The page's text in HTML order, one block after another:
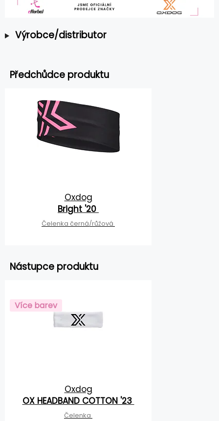
Výrobce/distributor
Předchůdce produktu
Oxdog
Bright '20
Čelenka černá/růžová
Nástupce produktu
Více barev
Oxdog
OX HEADBAND COTTON '23
Čelenka